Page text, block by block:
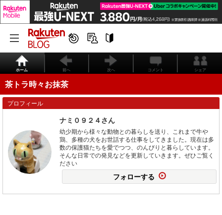
ホーム 前へ 次へ コメント シェア
茶トラ時々お抹茶
プロフィール
ナミ０９２４さん
幼少期から様々な動物との暮らしを送り、これまで牛や
鶏、多種の犬をお世話する仕事をしてきました。現在は多
数の保護猫たちを愛でつつ、のんびりと暮らしています。
そんな日常での発見などを更新していきます。ぜひご覧く
ださい
フォローする